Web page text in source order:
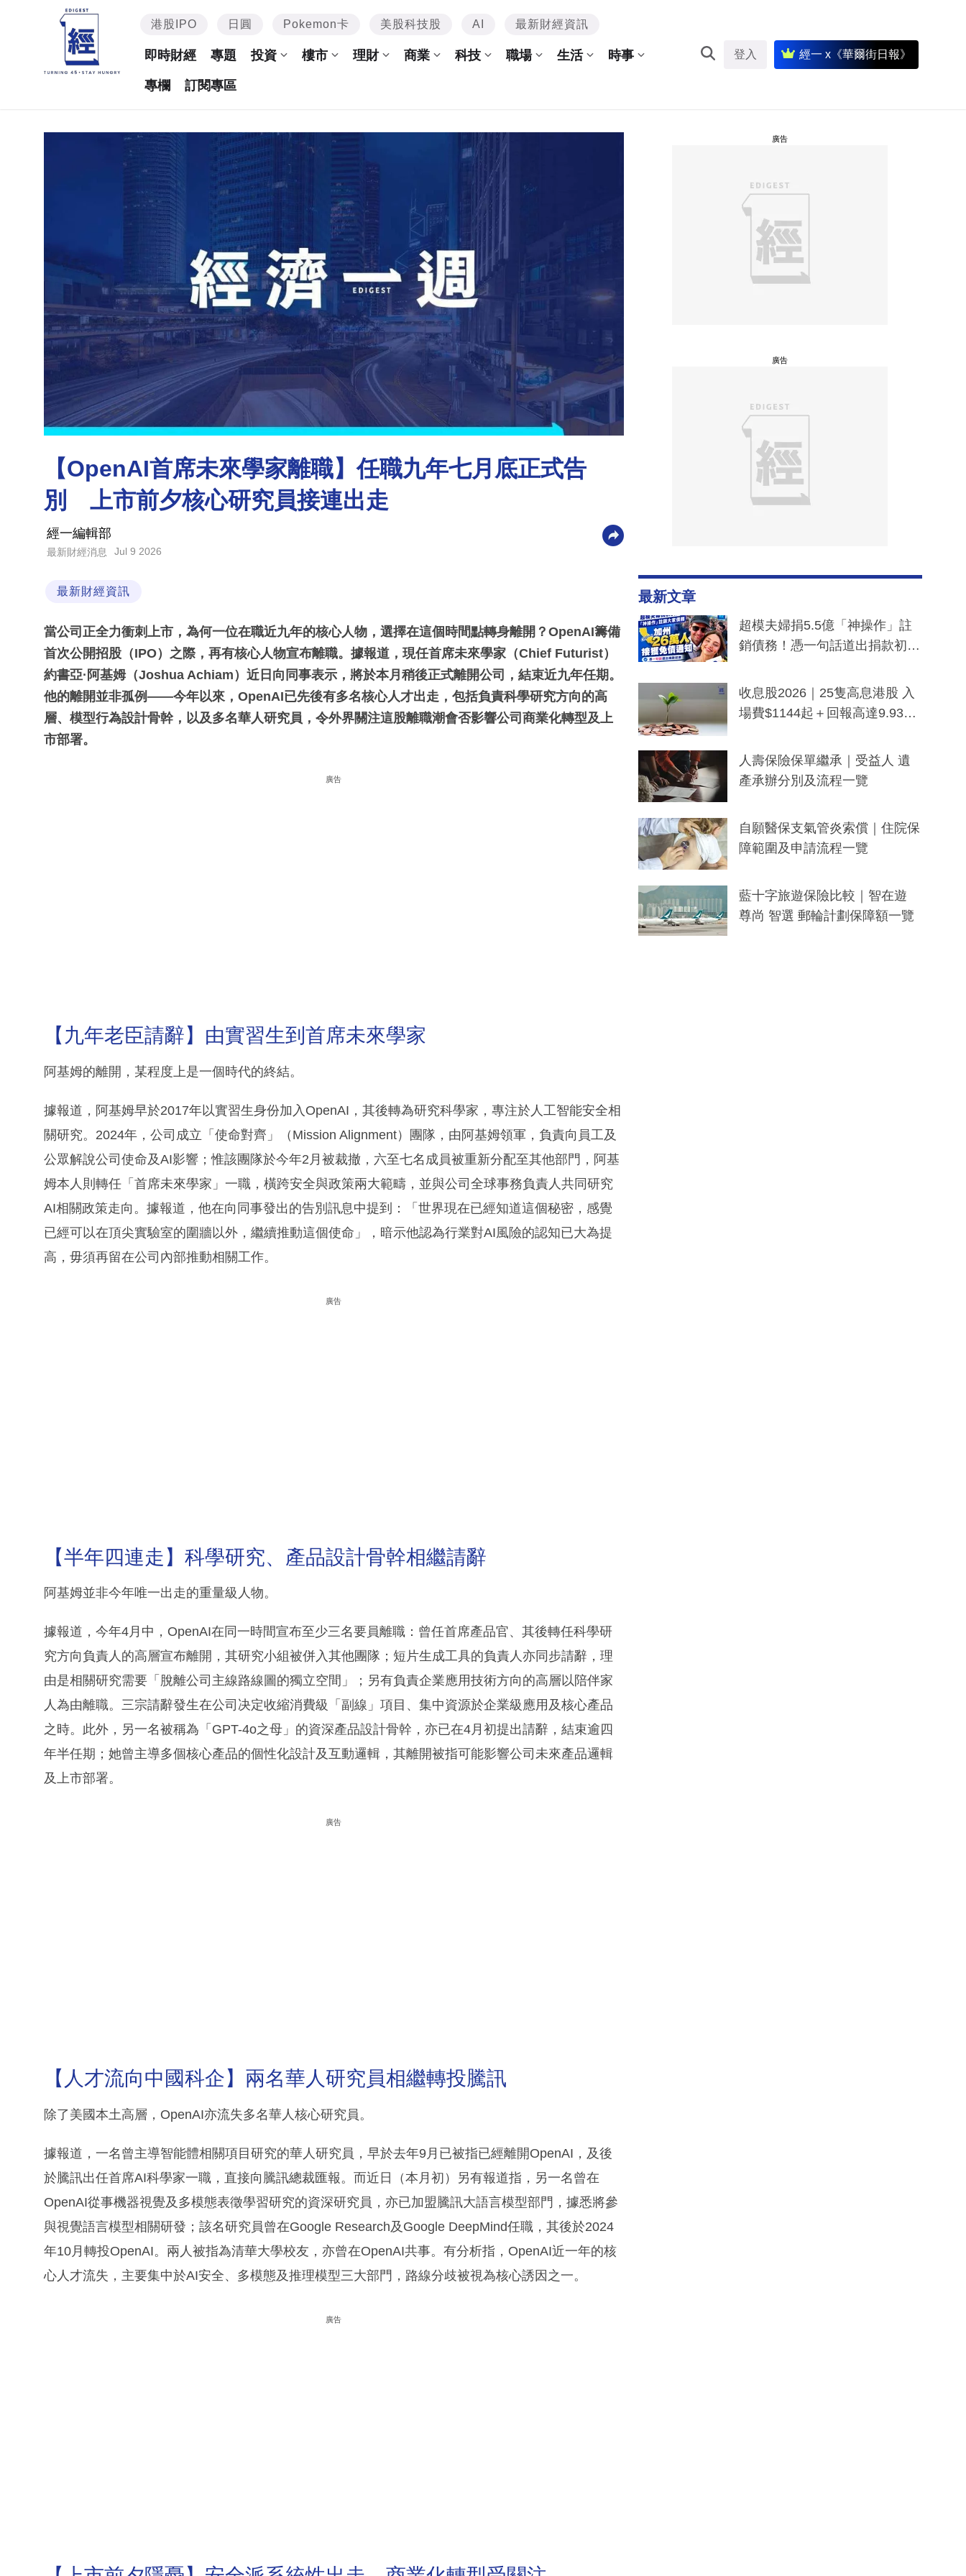
港股IPO 日圓 Pokemon卡 美股科技股 AI 最新財經資訊
即時財經 專題 投資 樓市 理財 商業 科技 職場 生活 時事
專欄 訂閱專區
登入 經一 x《華爾街日報》
【OpenAI首席未來學家離職】任職九年七月底正式告
別 上市前夕核心研究員接連出走
經一編輯部
最新財經消息 Jul 9 2026
最新財經資訊
當公司正全力衝刺上市，為何一位在職近九年的核心人物，選擇在這個時間點轉身離開？OpenAI籌備
首次公開招股（IPO）之際，再有核心人物宣布離職。據報道，現任首席未來學家（Chief Futurist）
約書亞·阿基姆（Joshua Achiam）近日向同事表示，將於本月稍後正式離開公司，結束近九年任期。
他的離開並非孤例——今年以來，OpenAI已先後有多名核心人才出走，包括負責科學研究方向的高
層、模型行為設計骨幹，以及多名華人研究員，令外界關注這股離職潮會否影響公司商業化轉型及上
市部署。
廣告
【九年老臣請辭】由實習生到首席未來學家
阿基姆的離開，某程度上是一個時代的終結。
據報道，阿基姆早於2017年以實習生身份加入OpenAI，其後轉為研究科學家，專注於人工智能安全相
關研究。2024年，公司成立「使命對齊」（Mission Alignment）團隊，由阿基姆領軍，負責向員工及
公眾解說公司使命及AI影響；惟該團隊於今年2月被裁撤，六至七名成員被重新分配至其他部門，阿基
姆本人則轉任「首席未來學家」一職，橫跨安全與政策兩大範疇，並與公司全球事務負責人共同研究
AI相關政策走向。據報道，他在向同事發出的告別訊息中提到：「世界現在已經知道這個秘密，感覺
已經可以在頂尖實驗室的圍牆以外，繼續推動這個使命」，暗示他認為行業對AI風險的認知已大為提
高，毋須再留在公司內部推動相關工作。
廣告
【半年四連走】科學研究、產品設計骨幹相繼請辭
阿基姆並非今年唯一出走的重量級人物。
據報道，今年4月中，OpenAI在同一時間宣布至少三名要員離職：曾任首席產品官、其後轉任科學研
究方向負責人的高層宣布離開，其研究小組被併入其他團隊；短片生成工具的負責人亦同步請辭，理
由是相關研究需要「脫離公司主線路線圖的獨立空間」；另有負責企業應用技術方向的高層以陪伴家
人為由離職。三宗請辭發生在公司决定收縮消費級「副線」項目、集中資源於企業級應用及核心產品
之時。此外，另一名被稱為「GPT-4o之母」的資深產品設計骨幹，亦已在4月初提出請辭，結束逾四
年半任期；她曾主導多個核心產品的個性化設計及互動邏輯，其離開被指可能影響公司未來產品邏輯
及上市部署。
廣告
【人才流向中國科企】兩名華人研究員相繼轉投騰訊
除了美國本土高層，OpenAI亦流失多名華人核心研究員。
據報道，一名曾主導智能體相關項目研究的華人研究員，早於去年9月已被指已經離開OpenAI，及後
於騰訊出任首席AI科學家一職，直接向騰訊總裁匯報。而近日（本月初）另有報道指，另一名曾在
OpenAI從事機器視覺及多模態表徵學習研究的資深研究員，亦已加盟騰訊大語言模型部門，據悉將參
與視覺語言模型相關研發；該名研究員曾在Google Research及Google DeepMind任職，其後於2024
年10月轉投OpenAI。兩人被指為清華大學校友，亦曾在OpenAI共事。有分析指，OpenAI近一年的核
心人才流失，主要集中於AI安全、多模態及推理模型三大部門，路線分歧被視為核心誘因之一。
廣告
廣告
廣告
最新文章
超模夫婦捐5.5億「神操作」註
銷債務！憑一句話道出捐款初
一度被誤當詐騙手段
收息股2026｜25隻高息港股 入
場費$1144起＋回報高達9.93
人壽保險保單繼承｜受益人 遺
產承辦分別及流程一覽
自願醫保支氣管炎索償｜住院保
障範圍及申請流程一覽
藍十字旅遊保險比較｜智在遊
尊尚 智選 郵輪計劃保障額一覽